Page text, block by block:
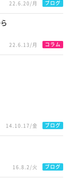
22.6.20/月 ブログ
22.6.13/月 コラム
14.10.17/金 ブログ
16.8.2/火 ブログ